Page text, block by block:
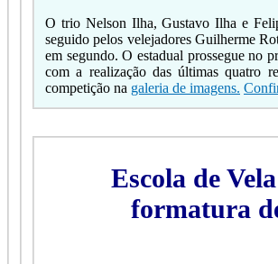
O trio Nelson Ilha, Gustavo Ilha e
seguido pelos velejadores Guilherme
em segundo. O estadual prossegue no
com a realização das últimas quatro
competição na galeria de imagens.
Escola de
formatura